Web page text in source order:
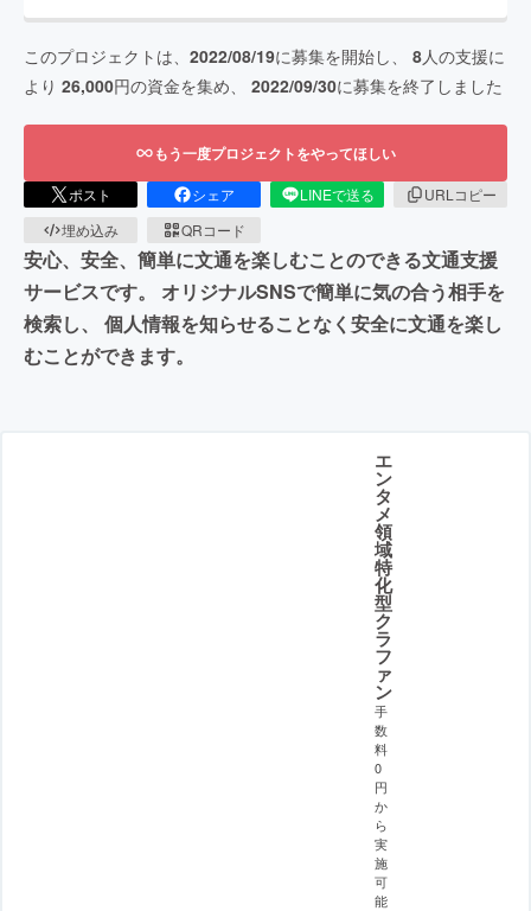
このプロジェクトは、 2022/08/19に募集を開始し、 8人の支援に
より 26,000円の資金を集め、 2022/09/30に募集を終了しました
もう一度プロジェクトをやってほしい
ポスト シェア LINEで送る
URLコピー
埋め込み
QRコード
安心、安全、簡単に文通を楽しむことのできる文通支援
サービスです。 オリジナルSNSで簡単に気の合う相手を
検索し、 個人情報を知らせることなく安全に文通を楽し
むことができます。
エ
ン
タ
メ
領
域
特
化
型
ク
ラ
フ
ァ
ン
手
数
料
0
円
か
ら
実
施
可
能